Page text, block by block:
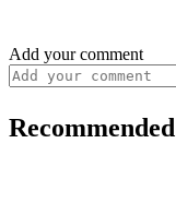
Add your comment
Recommended